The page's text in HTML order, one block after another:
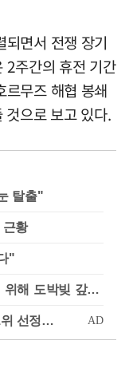
면서 전쟁 장기
2주간의 휴전 기간
르무즈 해협 봉쇄
으로 보고 있다.
탈출"
황
"
차가원 "MC몽에 400억 뜯겨…백현 위해 도박빚 갚아줘"